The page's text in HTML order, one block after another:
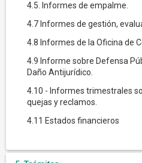
4.5. Informes de empalme.
4.7 Informes de gestión,
4.8 Informes de la Oficina de
4.9 Informe sobre Defensa
Daño Antijurídico.
4.10 - Informes trimestrales
quejas y reclamos.
4.11 Estados financieros